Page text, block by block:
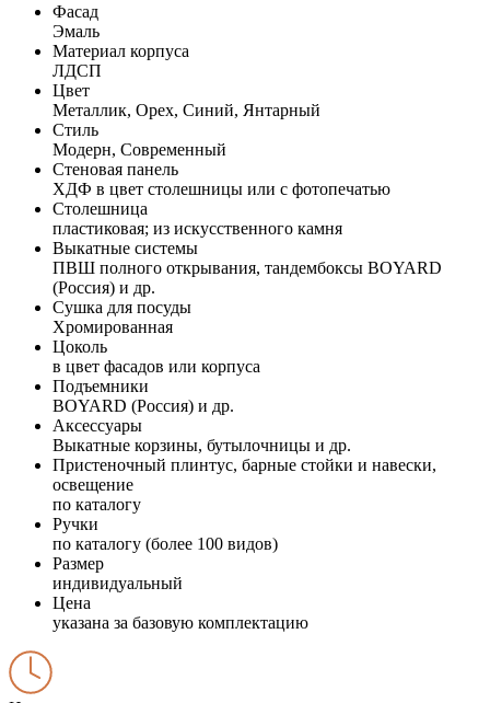
Фасад
Эмаль
Материал корпуса
ЛДСП
Цвет
Металлик, Орех, Синий, Янтарный
Стиль
Модерн, Современный
Стеновая панель
ХДФ в цвет столешницы или с фотопечатью
Столешница
пластиковая; из искусственного камня
Выкатные системы
ПВШ полного открывания, тандембоксы BOYARD
(Россия) и др.
Сушка для посуды
Хромированная
Цоколь
в цвет фасадов или корпуса
Подъемники
BOYARD (Россия) и др.
Аксессуары
Выкатные корзины, бутылочницы и др.
Пристеночный плинтус, барные стойки и навески,
освещение
по каталогу
Ручки
по каталогу (более 100 видов)
Размер
индивидуальный
Цена
указана за базовую комплектацию